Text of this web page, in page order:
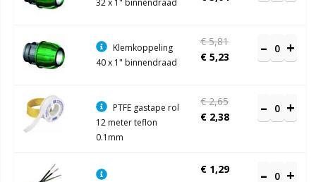
32 x 1" binnendraad
Klemkoppeling
40 x 1" binnendraad
€ 5,23
€ 5,81
PTFE gastape rol
12 meter teflon
0.1mm
€ 2,38
€ 2,65
€ 1,29